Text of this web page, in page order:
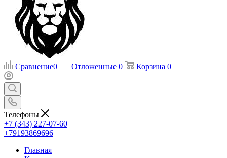
Сравнение0 Отложенные 0 Корзина 0
Телефоны
+7 (343) 227-07-60
+79193869696
Главная